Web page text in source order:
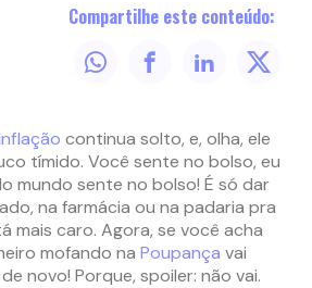
Compartilhe este conteúdo:
continua solto, e, olha, ele
tímido. Você sente no bolso, eu
mundo sente no bolso! É só dar
na farmácia ou na padaria pra
mais caro. Agora, se você acha
mofando na Poupança vai
novo! Porque, spoiler: não vai.